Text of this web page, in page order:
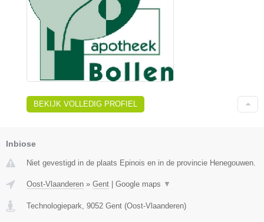
BEKIJK VOLLEDIG PROFIEL
Inbiose
Niet gevestigd in de plaats Epinois en in de provincie Henegouwen.
Oost-Vlaanderen » Gent Google maps ▼
Technologiepark 9052 Gent (Oost-Vlaanderen)